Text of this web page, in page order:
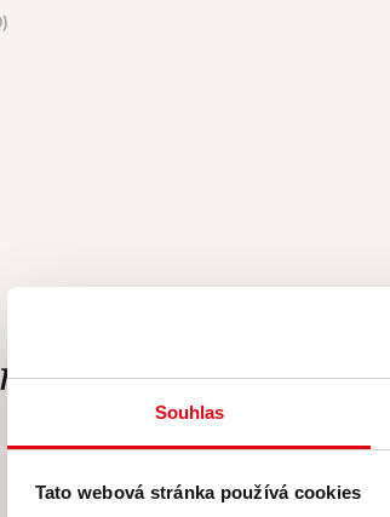
Souhlas
Tato webová stránka používá cookies
Gourmet Academy